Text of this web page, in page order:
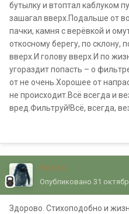
бутылку и втоптал каблуком
зашагал вверх.Подальше от
пачки, камня с верёвкой и
откосному берегу, по склону,
вверх.И голову вверх.И по
угораздит попасть – о
от не очень.Хорошее от
не происходит.Всё всегда и
вред.Фильтруй!Всё, всегда,
heres
Опубликовано 31
Здорово. Стихоподобно и